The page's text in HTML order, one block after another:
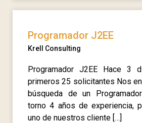
Programador J2EE
Krell Consulting
Programador J2EE Hace 3
primeros 25 solicitantes Nos
búsqueda de un
torno 4 años de experiencia,
uno de nuestros cliente […]